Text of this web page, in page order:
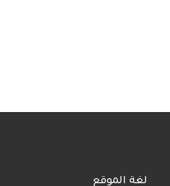
لغة الموقع